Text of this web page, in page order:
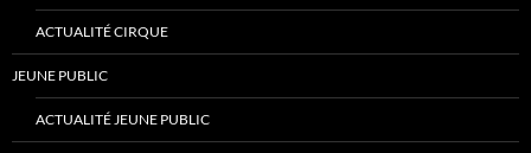
ACTUALITÉ CIRQUE
JEUNE PUBLIC
ACTUALITÉ JEUNE PUBLIC